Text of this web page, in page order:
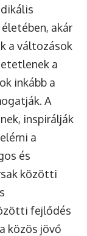
akár
a változások
a
inkább a
A
inspirálják
a
és
közötti
fejlődés
közös jövő